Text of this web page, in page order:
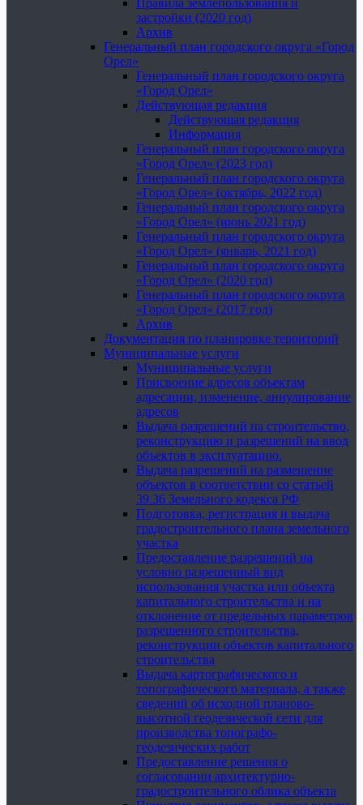
Правила землепользования и
застройки (2020 год)
Архив
Генеральный план городского округа «Город
Орел»
Генеральный план городского округа
«Город Орел»
Действующая редакция
Действующая редакция
Информация
Генеральный план городского округа
«Город Орел» (2023 год)
Генеральный план городского округа
«Город Орел» (октябрь, 2022 год)
Генеральный план городского округа
«Город Орел» (июнь 2021 год)
Генеральный план городского округа
«Город Орел» (январь, 2021 год)
Генеральный план городского округа
«Город Орел» (2020 год)
Генеральный план городского округа
«Город Орел» (2017 год)
Архив
Документация по планировке территорий
Муниципальные услуги
Муниципальные услуги
Присвоение адресов объектам
адресации, изменение, аннулирование
адресов
Выдача разрешений на строительство,
реконструкцию и разрешений на ввод
объектов в эксплуатацию.
Выдача разрешений на размещение
объектов в соответствии со статьей
39.36 Земельного кодекса РФ
Подготовка, регистрация и выдача
градостроительного плана земельного
участка
Предоставление разрешений на
условно разрешенный вид
использования участка или объекта
капитального строительства и на
отклонение от предельных параметров
разрешенного строительства,
реконструкции объектов капитального
строительства
Выдача картографического и
топографического материала, а также
сведений об исходной планово-
высотной геодезической сети для
производства топографо-
геодезических работ
Предоставление решения о
согласовании архитектурно-
градостроительного облика объекта